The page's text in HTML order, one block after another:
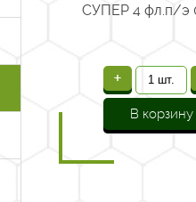
СУПЕР 4 фл.п/э
+
В корзину